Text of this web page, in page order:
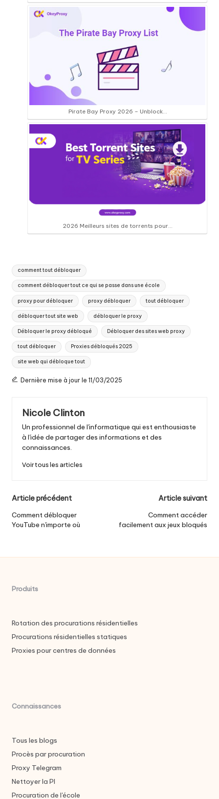
Pirate Bay Proxy 2026 – Unblock…
2026 Meilleurs sites de torrents pour...
Tags
comment tout débloquer
comment débloquer tout ce qui se passe dans une école
proxy pour débloquer proxy débloquer tout débloquer
débloquer tout site web débloquer le proxy
Débloquer le proxy débloqué Débloquer des sites web proxy
tout débloquer Proxies débloqués 2025
site web qui débloque tout
Dernière mise à jour le 11/03/2025
Nicole Clinton
Un professionnel de l'informatique qui est enthousiaste
à l'idée de partager des informations et des
connaissances.
Voir tous les articles
Navigation
postale
Article précédent
Comment débloquer
YouTube n'importe où
Article suivant
Comment accéder
facilement aux jeux bloqués
Produits
Rotation des procurations résidentielles
Procurations résidentielles statiques
Proxies pour centres de données
Connaissances
Tous les blogs
Procès par procuration
Proxy Telegram
Nettoyer la PI
Procuration de l'école